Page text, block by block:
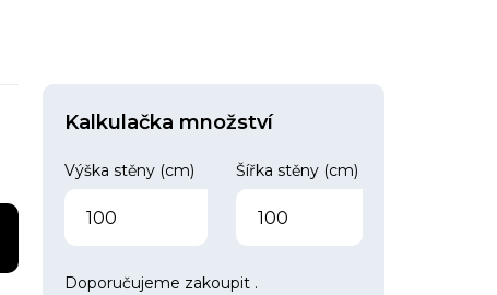
Kalkulačka množství
Výška stěny (cm) Šířka stěny (cm)
Doporučujeme zakoupit .